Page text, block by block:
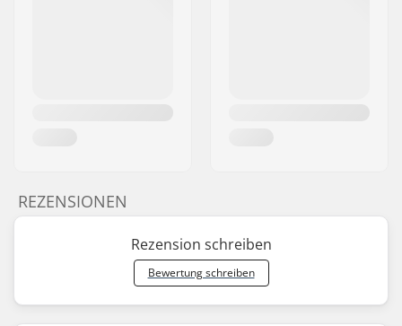
REZENSIONEN
Rezension schreiben
Bewertung schreiben